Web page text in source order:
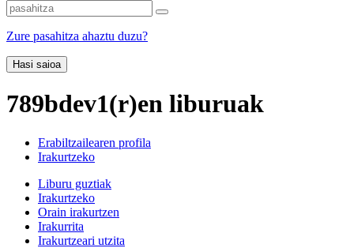
Zure pasahitza ahaztu duzu?
Hasi saioa
789bdev1(r)en liburuak
Erabiltzailearen profila
Irakurtzeko
Liburu guztiak
Irakurtzeko
Orain irakurtzen
Irakurrita
Irakurtzeari utzita